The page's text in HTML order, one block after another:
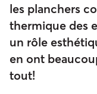
les planchers
thermique des
un rôle
en ont
tout!